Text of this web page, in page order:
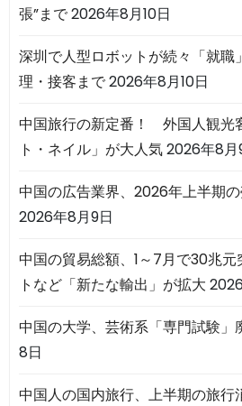
張”まで2026年8月10日
深圳で人型ロボットが続々「就
理・接客まで2026年8月10日
中国旅行の新定番！ 外国人観光
ト・ネイル」が大人気2026年8月
中国の広告業界、2026年上半期
2026年8月9日
中国の貿易総額、1～7月で30兆
トなど「新たな輸出」が拡大
中国の大学、芸術系「専門試験」
8日
中国人の国内旅行、上半期の旅